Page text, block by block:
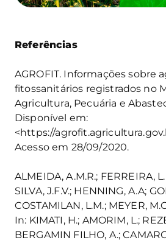
Referências
AGROFIT. Informações sobre
fitossanitários registrados no
Agricultura, Pecuária e
Disponível em:
<https://
Acesso em 28/09/2020.
ALMEIDA, A.M.R.; FERREIRA,
SILVA, J.F.V.; HENNING, A.A;
COSTAMILAN, L.M.; MEYER,
In: KIMATI, H.; AMORIM, L.;
BERGAMIN FILHO, A.;